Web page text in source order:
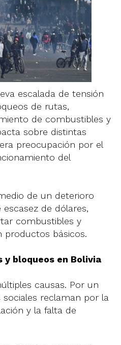
escalada de tensión
de rutas,
de combustibles y
sobre distintas
preocupación por el
del
de un deterioro
de dólares,
combustibles y
productos básicos.
y bloqueos en Bolivia
causas. Por un
reclaman por la
y la falta de